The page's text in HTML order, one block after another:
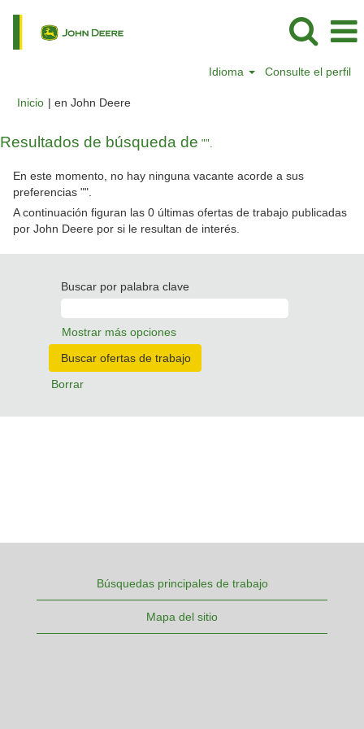
Idioma Consulte el perfil
Inicio | en John Deere(página
Resultados de búsqueda de "".
En este momento, no hay ninguna vacante acorde a sus
preferencias "".
A continuación figuran las 0 últimas ofertas de trabajo publicadas
por John Deere por si le resultan de interés.
Buscar por palabra clave
Mostrar más opciones
Borrar
Búsquedas principales de trabajo
Mapa del sitio